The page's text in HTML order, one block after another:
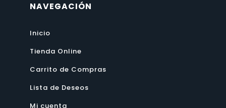
NAVEGACIÓN
Inicio
Tienda Online
Carrito de Compras
Lista de Deseos
Mi cuenta